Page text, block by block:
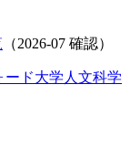
（2026-07 確認）
ード大学人文科学